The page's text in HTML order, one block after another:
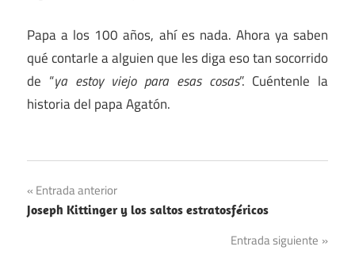
Papa a los 100 años, ahí es nada. Ahora ya saben
qué contarle a alguien que les diga eso tan socorrido
de “ya estoy viejo para esas cosas”. Cuéntenle la
historia del papa Agatón.
Navegación
de
Entrada anterior
Joseph Kittinger y los saltos estratosféricos
Entrada siguiente